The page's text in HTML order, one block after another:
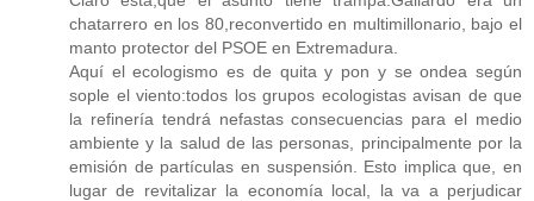
chatarrero en los 80,reconvertido en multimillonario, bajo el
manto protector del PSOE en Extremadura.
Aquí el ecologismo es de quita y pon y se ondea según
sople el viento:todos los grupos ecologistas avisan de que
la refinería tendrá nefastas consecuencias para el medio
ambiente y la salud de las personas, principalmente por la
emisión de partículas en suspensión. Esto implica que, en
lugar de revitalizar la economía local, la va a perjudicar